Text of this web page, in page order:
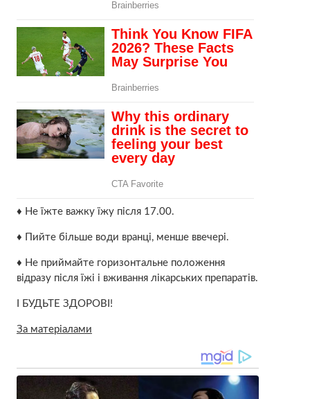
♦ Не їжте важку їжу після 17.00.
♦ Пийте більше води вранці, менше ввечері.
♦ Не приймайте горизонтальне положення
відразу після їжі і вживання лікарських препаратів.
І БУДЬТЕ ЗДОРОВІ!
За матеріалами